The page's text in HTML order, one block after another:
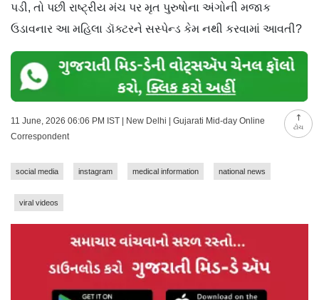
ટોચ
પડી, તો પછી રાષ્ટ્રીય મંચ પર મૃત પુરુષોના અંગોની મજાક
ઉડાવનાર આ મહિલા ડૉક્ટરને સસ્પેન્ડ કેમ નથી કરવામાં આવતી?
11 June, 2026 06:06 PM IST | New Delhi | Gujarati Mid-day Online
Correspondent
social media instagram medical information national news
viral videos